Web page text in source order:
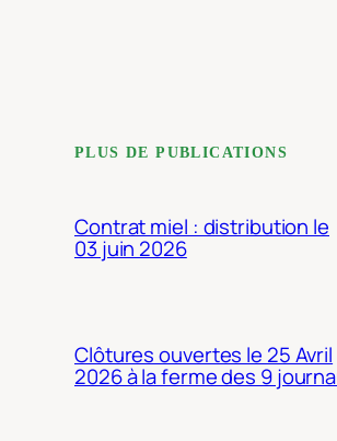
PLUS DE PUBLICATIONS
Contrat miel : distribution le
03 juin 2026
Clôtures ouvertes le 25 Avril
2026 à la ferme des 9